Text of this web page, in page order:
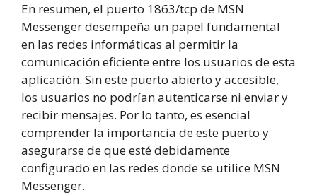
En resumen, el puerto 1863/tcp de MSN
Messenger desempeña un papel fundamental
en las redes informáticas al permitir la
comunicación eficiente entre los usuarios de esta
aplicación. Sin este puerto abierto y accesible,
los usuarios no podrían autenticarse ni enviar y
recibir mensajes. Por lo tanto, es esencial
comprender la importancia de este puerto y
asegurarse de que esté debidamente
configurado en las redes donde se utilice MSN
Messenger.